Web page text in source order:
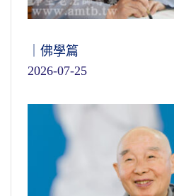
｜佛學篇
2026-07-25